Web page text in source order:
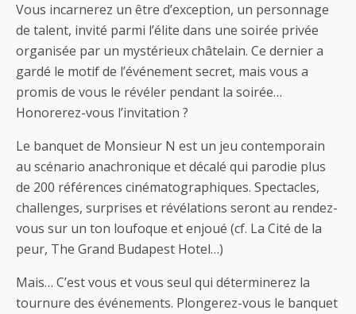
Vous incarnerez un être d’exception, un personnage
de talent, invité parmi l’élite dans une soirée privée
organisée par un mystérieux châtelain. Ce dernier a
gardé le motif de l’événement secret, mais vous a
promis de vous le révéler pendant la soirée…
Honorerez-vous l’invitation ?
Le banquet de Monsieur N est un jeu contemporain
au scénario anachronique et décalé qui parodie plus
de 200 références cinématographiques. Spectacles,
challenges, surprises et révélations seront au rendez-
vous sur un ton loufoque et enjoué (cf. La Cité de la
peur, The Grand Budapest Hotel…)
Mais… C’est vous et vous seul qui déterminerez la
tournure des événements. Plongerez-vous le banquet